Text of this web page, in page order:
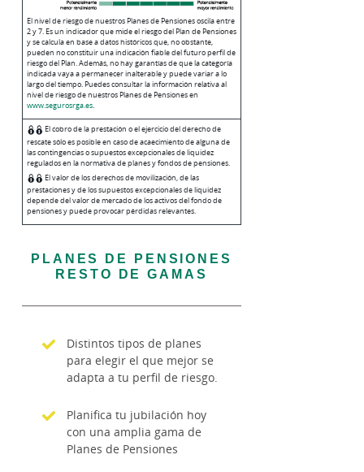
El nivel de riesgo de nuestros Planes de Pensiones oscila entre
2 y 7. Es un indicador que mide el riesgo del Plan de Pensiones
y se calcula en base a datos históricos que, no obstante,
pueden no constituir una indicación fiable del futuro perfil de
riesgo del Plan. Además, no hay garantías de que la categoría
indicada vaya a permanecer inalterable y puede variar a lo
largo del tiempo. Puedes consultar la información relativa al
nivel de riesgo de nuestros Planes de Pensiones en
www.segurosrga.es.
El cobro de la prestación o el ejercicio del derecho de
rescate sólo es posible en caso de acaecimiento de alguna de
las contingencias o supuestos excepcionales de liquidez
regulados en la normativa de planes y fondos de pensiones.
El valor de los derechos de movilización, de las
prestaciones y de los supuestos excepcionales de liquidez
depende del valor de mercado de los activos del fondo de
pensiones y puede provocar pérdidas relevantes.
PLANES DE PENSIONES
RESTO DE GAMAS
Distintos tipos de planes
para elegir el que mejor se
adapta a tu perfil de riesgo.
Planifica tu jubilación hoy
con una amplia gama de
Planes de Pensiones